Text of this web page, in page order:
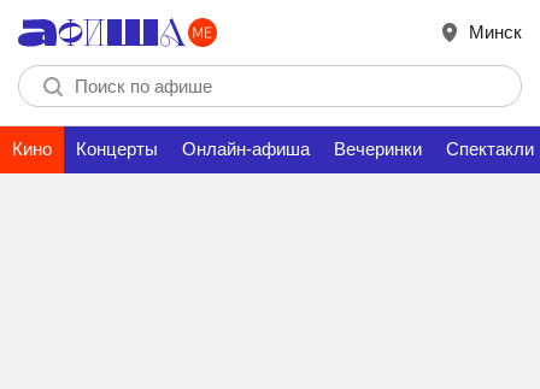
Минск
Кино Концерты Онлайн-афиша Вечеринки Спектакли